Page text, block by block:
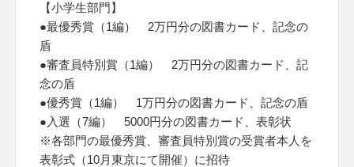
【小学生部門】
●最優秀賞（1編） 2万円分の図書カード、記念の
盾
●審査員特別賞（1編） 2万円分の図書カード、記
念の盾
●優秀賞（1編） 1万円分の図書カード、記念の盾
●入選（7編） 5000円分の図書カード、表彰状
※各部門の最優秀賞、審査員特別賞の受賞者本人を
表彰式（10月東京にて開催）に招待